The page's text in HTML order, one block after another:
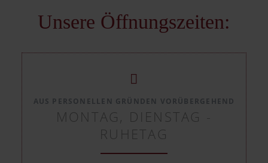
Unsere Öffnungszeiten:
AUS PERSONELLEN GRÜNDEN VORÜBERGEHEND
MONTAG, DIENSTAG -
RUHETAG